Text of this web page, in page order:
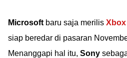
Microsoft baru saja merilis Xbox
siap beredar di pasaran
Menanggapi hal itu, Sony